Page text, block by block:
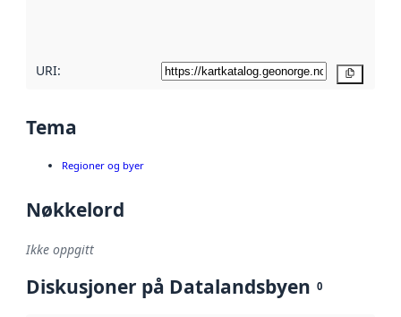
URI:
Tema
Regioner og byer
Nøkkelord
Ikke oppgitt
Diskusjoner på Datalandsbyen 0